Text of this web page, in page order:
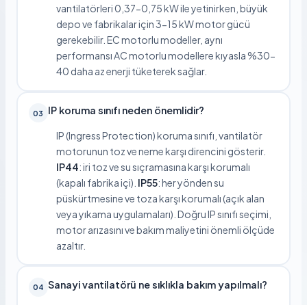
vantilatörleri 0,37-0,75 kW ile yetinirken, büyük
depo ve fabrikalar için 3-15 kW motor gücü
gerekebilir. EC motorlu modeller, aynı
performansı AC motorlu modellere kıyasla %30-
40 daha az enerji tüketerek sağlar.
03 IP koruma sınıfı neden önemlidir?
IP (Ingress Protection) koruma sınıfı, vantilatör
motorunun toz ve neme karşı direncini gösterir.
IP44: iri toz ve su sıçramasına karşı korumalı
(kapalı fabrika içi). IP55: her yönden su
püskürtmesine ve toza karşı korumalı (açık alan
veya yıkama uygulamaları). Doğru IP sınıfı seçimi,
motor arızasını ve bakım maliyetini önemli ölçüde
azaltır.
04 Sanayi vantilatörü ne sıklıkla bakım yapılmalı?